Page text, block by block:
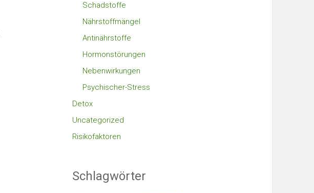
Schadstoffe
Nährstoffmängel
Antinährstoffe
Hormonstörungen
Nebenwirkungen
Psychischer-Stress
Detox
Uncategorized
Risikofaktoren
Schlagwörter